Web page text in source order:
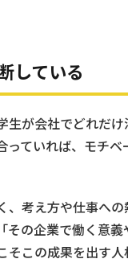
している
が会社でどれだ
ていれば、モチ
考え方や仕事へ
の企業で働く意
この成果を出す